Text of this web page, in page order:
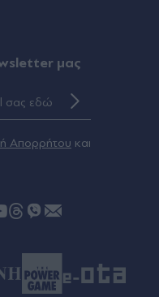
μας
Απορρήτου και